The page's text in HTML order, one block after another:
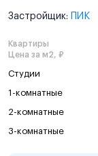
Застройщик: ПИК
Квартиры
Цена за м2, ₽
Студии
1-комнатные
2-комнатные
3-комнатные